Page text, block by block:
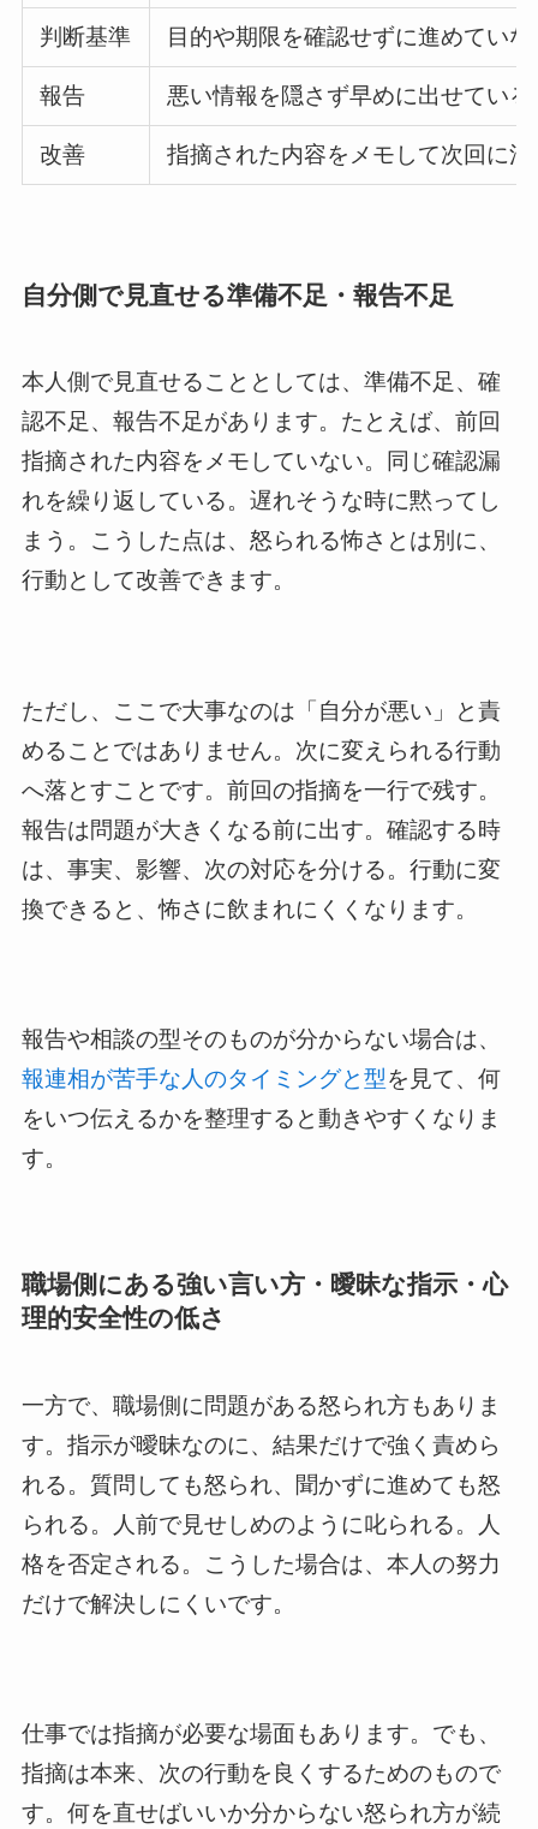
判断基準 目的や期限を確認せずに進めていな
報告 悪い情報を隠さず早めに出せている
改善 指摘された内容をメモして次回に
自分側で見直せる準備不足・報告不足
本人側で見直せることとしては、準備不足、確
認不足、報告不足があります。たとえば、前回
指摘された内容をメモしていない。同じ確認漏
れを繰り返している。遅れそうな時に黙ってし
まう。こうした点は、怒られる怖さとは別に、
行動として改善できます。
ただし、ここで大事なのは「自分が悪い」と責
めることではありません。次に変えられる行動
へ落とすことです。前回の指摘を一行で残す。
報告は問題が大きくなる前に出す。確認する時
は、事実、影響、次の対応を分ける。行動に変
換できると、怖さに飲まれにくくなります。
報告や相談の型そのものが分からない場合は、
報連相が苦手な人のタイミングと型を見て、何
をいつ伝えるかを整理すると動きやすくなりま
す。
職場側にある強い言い方・曖昧な指示・心
理的安全性の低さ
一方で、職場側に問題がある怒られ方もありま
す。指示が曖昧なのに、結果だけで強く責めら
れる。質問しても怒られ、聞かずに進めても怒
られる。人前で見せしめのように叱られる。人
格を否定される。こうした場合は、本人の努力
だけで解決しにくいです。
仕事では指摘が必要な場面もあります。でも、
指摘は本来、次の行動を良くするためのもので
す。何を直せばいいか分からない怒られ方が続